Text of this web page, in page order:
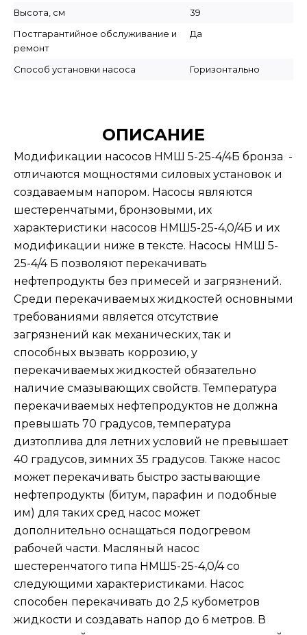
Высота, см
39
Постгарантийное обслуживание и
ремонт
Да
Способ установки насоса Горизонтально
ОПИСАНИЕ
Модификации насосов НМШ 5-25-4/4Б бронза -
отличаются мощностями силовых установок и
создаваемым напором. Насосы являются
шестеренчатыми, бронзовыми, их
характеристики насосов НМШ5-25-4,0/4Б и их
модификации ниже в тексте. Насосы НМШ 5-
25-4/4 Б позволяют перекачивать
нефтепродукты без примесей и загрязнений.
Среди перекачиваемых жидкостей основными
требованиями является отсутствие
загрязнений как механических, так и
способных вызвать коррозию, у
перекачиваемых жидкостей обязательно
наличие смазывающих свойств. Температура
перекачиваемых нефтепродуктов не должна
превышать 70 градусов, температура
дизтоплива для летних условий не превышает
40 градусов, зимних 35 градусов. Также насос
может перекачивать быстро застывающие
нефтепродукты (битум, парафин и подобные
им) для таких сред насос может
дополнительно оснащаться подогревом
рабочей части. Масляный насос
шестеренчатого типа НМШ5-25-4,0/4 со
следующими характеристиками. Насос
способен перекачивать до 2,5 кубометров
жидкости и создавать напор до 6 метров. В